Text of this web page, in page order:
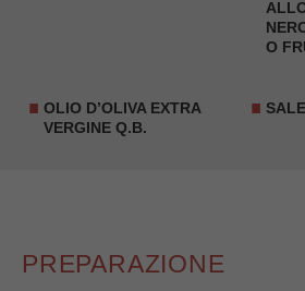
O
OLIO D’OLIVA EXTRA
VERGINE Q.B.
PREPARAZIONE